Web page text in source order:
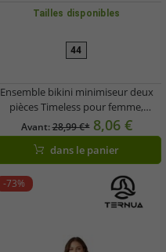
Tailles disponibles
44
Ensemble bikini minimiseur deux
pièces Timeless pour femme,
bretelles rembourrées, bonnet E,
914316, noir/blanc
Avant:28,99 €* 8,06 €
dans le panier
-73%